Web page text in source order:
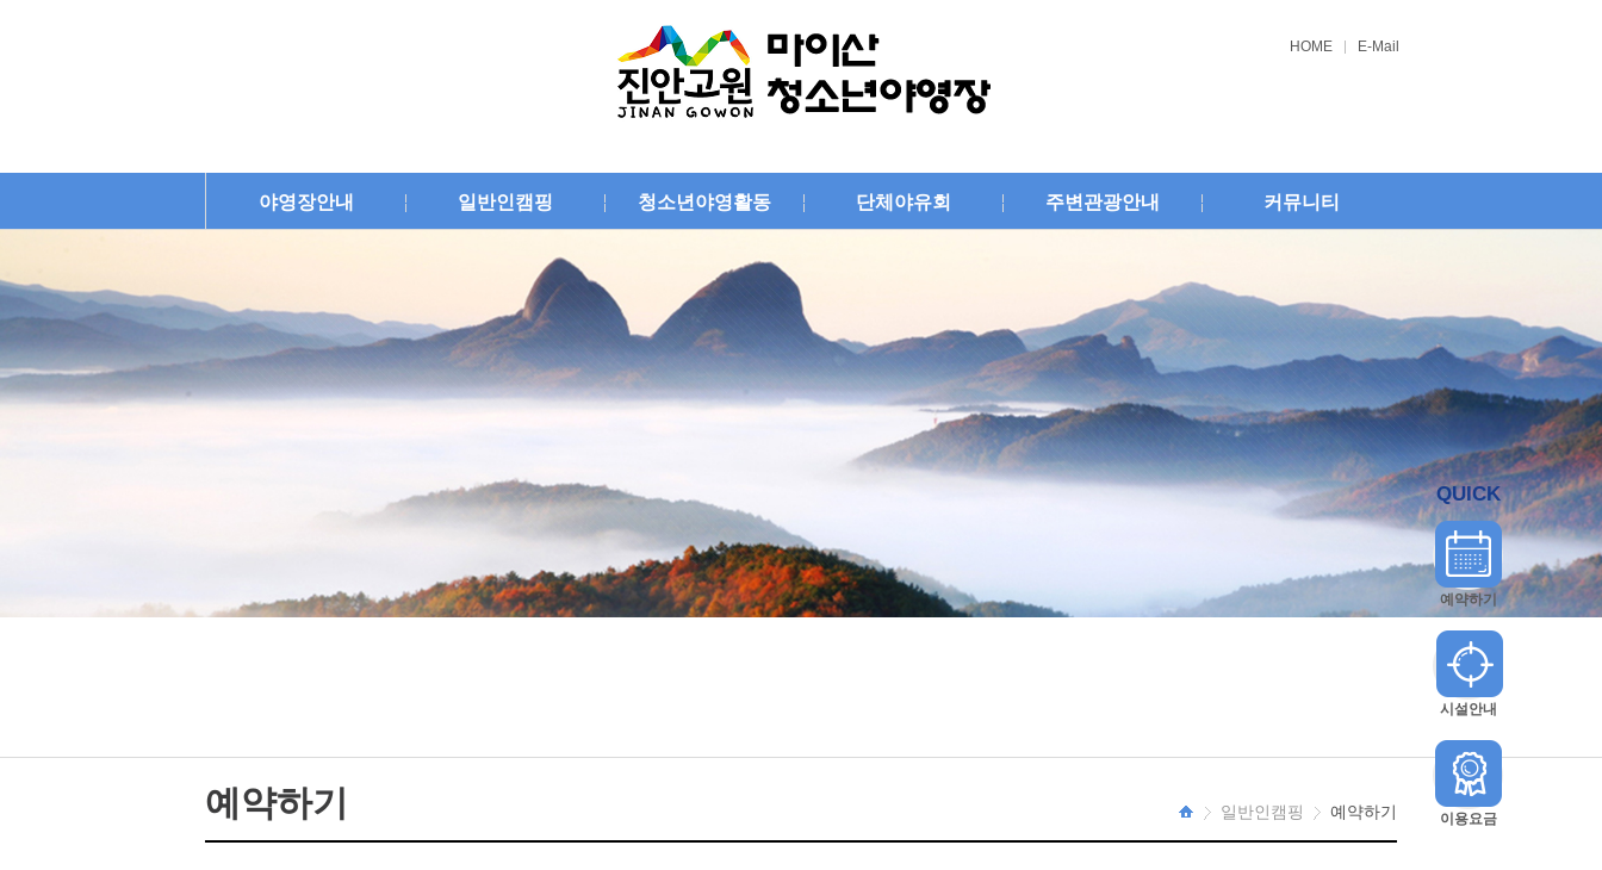
HOME E-Mail
야영장안내 일반인캠핑 청소년야영활동 단체야유회 주변관광안내 커뮤니티
예약하기 일반인캠핑 예약하기
QUICK
예약하기
시설안내
이용요금